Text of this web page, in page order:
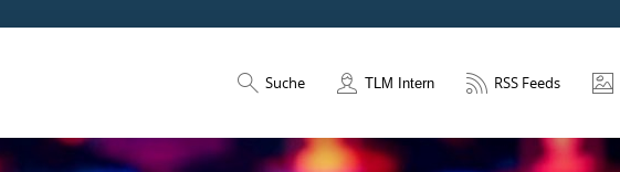
Suche TLM Intern RSS Feeds